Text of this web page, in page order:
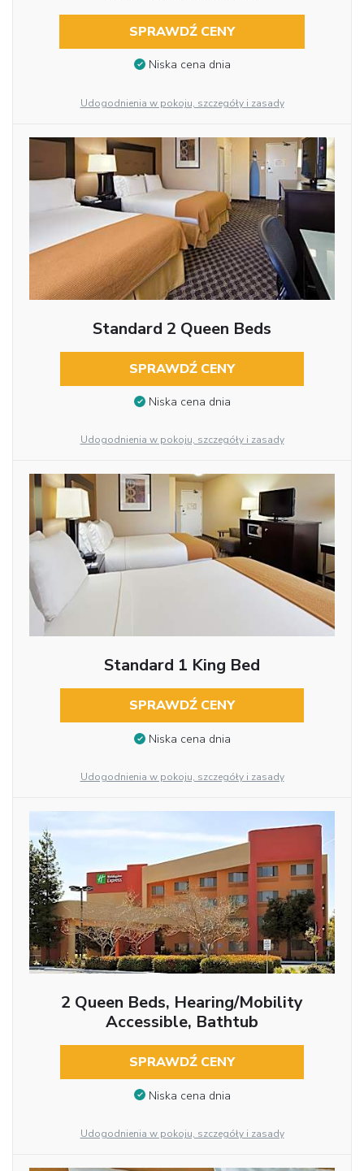
SPRAWDŹ CENY
Niska cena dnia
Udogodnienia w pokoju, szczegóły i zasady
Standard 2 Queen Beds
SPRAWDŹ CENY
Niska cena dnia
Udogodnienia w pokoju, szczegóły i zasady
Standard 1 King Bed
SPRAWDŹ CENY
Niska cena dnia
Udogodnienia w pokoju, szczegóły i zasady
2 Queen Beds, Hearing/Mobility
Accessible, Bathtub
SPRAWDŹ CENY
Niska cena dnia
Udogodnienia w pokoju, szczegóły i zasady